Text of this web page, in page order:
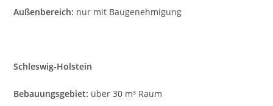
Außenbereich: nur mit Baugenehmigung
Schleswig-Holstein
Bebauungsgebiet: über 30 m³ Raum